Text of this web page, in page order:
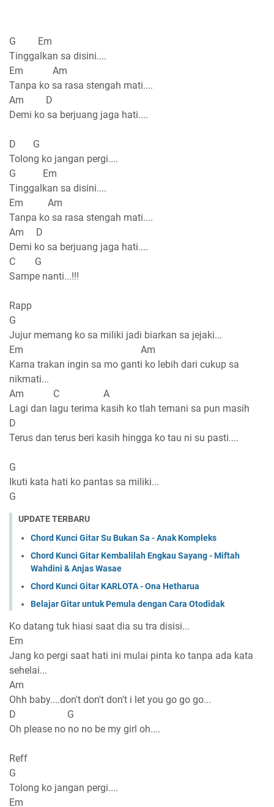
G Em
Tinggalkan sa disini....
Em Am
Tanpa ko sa rasa stengah mati....
Am D
Demi ko sa berjuang jaga hati....
D G
Tolong ko jangan pergi....
G Em
Tinggalkan sa disini....
Em Am
Tanpa ko sa rasa stengah mati....
Am D
Demi ko sa berjuang jaga hati....
C G
Sampe nanti...!!!
Rapp
G
Jujur memang ko sa miliki jadi biarkan sa jejaki...
Em Am
Karna trakan ingin sa mo ganti ko lebih dari cukup sa
nikmati...
Am C A
Lagi dan lagu terima kasih ko tlah temani sa pun masih
D
Terus dan terus beri kasih hingga ko tau ni su pasti....
G
Ikuti kata hati ko pantas sa miliki...
G
UPDATE TERBARU
Chord Kunci Gitar Su Bukan Sa - Anak Kompleks
Chord Kunci Gitar Kembalilah Engkau Sayang - Miftah
Wahdini & Anjas Wasae
Chord Kunci Gitar KARLOTA - Ona Hetharua
Belajar Gitar untuk Pemula dengan Cara Otodidak
Ko datang tuk hiasi saat dia su tra disisi...
Em
Jang ko pergi saat hati ini mulai pinta ko tanpa ada kata
sehelai...
Am
Ohh baby....don't don't don't i let you go go go...
D G
Oh please no no no be my girl oh....
Reff
G
Tolong ko jangan pergi....
Em